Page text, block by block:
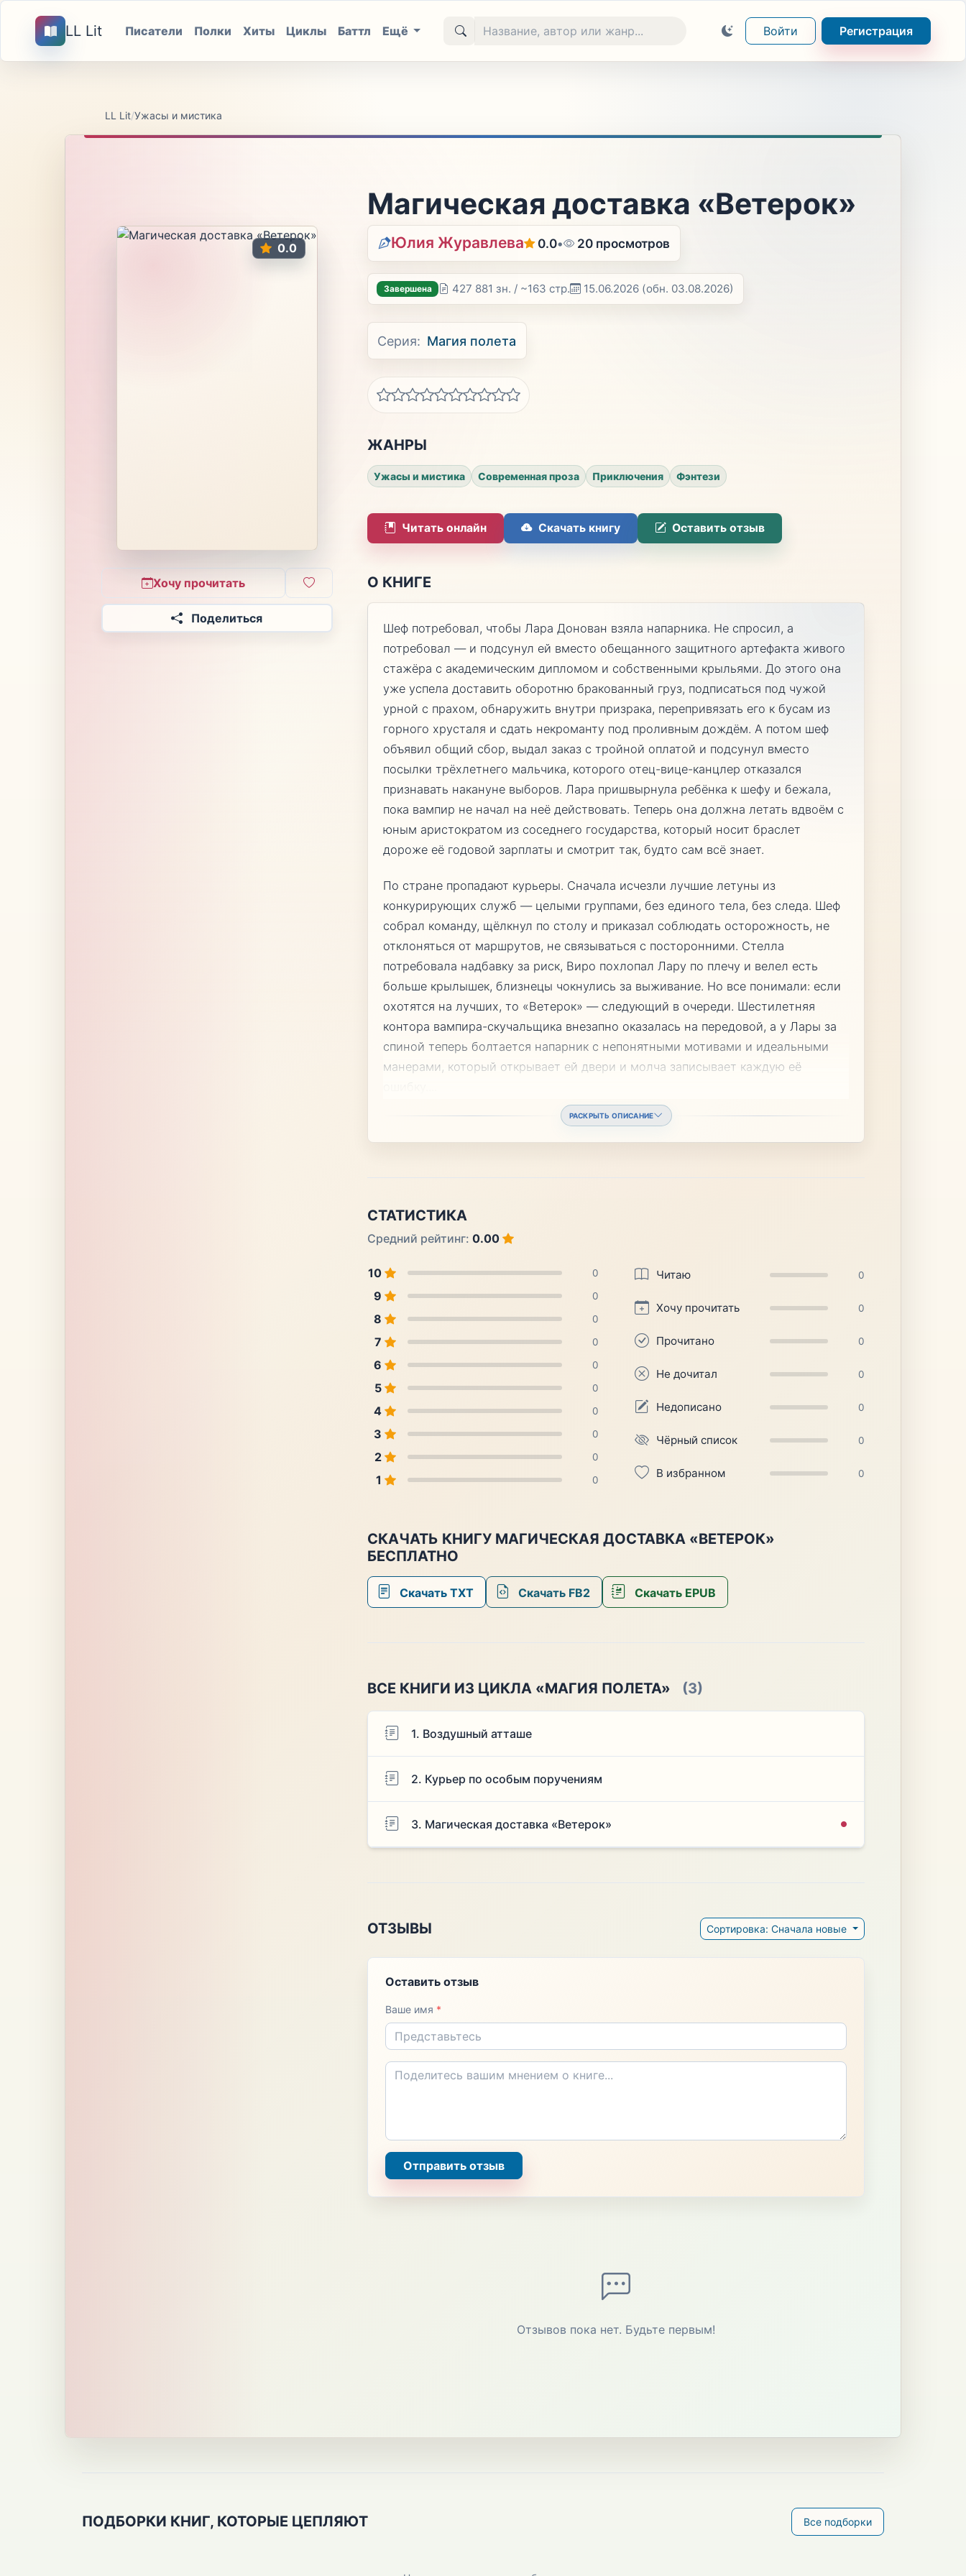
LL Lit Писатели Полки Хиты Циклы Баттл Ещё Войти Регистрация
LL Lit/Ужасы и мистика
0.0
Хочу прочитать
Поделиться
Магическая доставка «Ветерок»
Юлия Журавлева 0.0• 20 просмотров
Завершена 427 881 зн. / ~163 стр. 15.06.2026 (обн. 03.08.2026)
Серия: Магия полета
ЖАНРЫ
Ужасы и мистика Современная проза Приключения Фэнтези
Читать онлайн Скачать книгу Оставить отзыв
О КНИГЕ
Шеф потребовал, чтобы Лара Донован взяла напарника. Не спросил, а
потребовал — и подсунул ей вместо обещанного защитного артефакта живого
стажёра с академическим дипломом и собственными крыльями. До этого она
уже успела доставить оборотню бракованный груз, подписаться под чужой
урной с прахом, обнаружить внутри призрака, перепривязать его к бусам из
горного хрусталя и сдать некроманту под проливным дождём. А потом шеф
объявил общий сбор, выдал заказ с тройной оплатой и подсунул вместо
посылки трёхлетнего мальчика, которого отец-вице-канцлер отказался
признавать накануне выборов. Лара пришвырнула ребёнка к шефу и бежала,
пока вампир не начал на неё действовать. Теперь она должна летать вдвоём с
юным аристократом из соседнего государства, который носит браслет
дороже её годовой зарплаты и смотрит так, будто сам всё знает.
По стране пропадают курьеры. Сначала исчезли лучшие летуны из
конкурирующих служб — целыми группами, без единого тела, без следа. Шеф
собрал команду, щёлкнул по столу и приказал соблюдать осторожность, не
отклоняться от маршрутов, не связываться с посторонними. Стелла
потребовала надбавку за риск, Виро похлопал Лару по плечу и велел есть
больше крылышек, близнецы чокнулись за выживание. Но все понимали: если
охотятся на лучших, то «Ветерок» — следующий в очереди. Шестилетняя
контора вампира-скучальщика внезапно оказалась на передовой, а у Лары за
спиной теперь болтается напарник с непонятными мотивами и идеальными
манерами, который открывает ей двери и молча записывает каждую её
РАСКРЫТЬ ОПИСАНИЕ
СТАТИСТИКА
Средний рейтинг: 0.00
10 0
9 0
8 0
7 0
6 0
5 0
4 0
3 0
2 0
1 0
Читаю 0
Хочу прочитать 0
Прочитано 0
Не дочитал 0
Недописано 0
Чёрный список 0
В избранном 0
СКАЧАТЬ КНИГУ МАГИЧЕСКАЯ ДОСТАВКА «ВЕТЕРОК»
БЕСПЛАТНО
Скачать TXT Скачать FB2 Скачать EPUB
ВСЕ КНИГИ ИЗ ЦИКЛА «МАГИЯ ПОЛЕТА» (3)
1. Воздушный атташе
2. Курьер по особым поручениям
3. Магическая доставка «Ветерок»
ОТЗЫВЫ Сортировка: Сначала новые
Оставить отзыв
Ваше имя *
Отправить отзыв
Отзывов пока нет. Будьте первым!
ПОДБОРКИ КНИГ, КОТОРЫЕ ЦЕПЛЯЮТ Все подборки